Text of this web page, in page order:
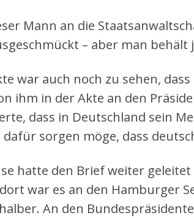
Mann an die
– aber man behält
war auch noch zu sehen,
ihm in der Akte an den
dass in Deutschland sein
dafür sorgen möge, dass
hatte den Brief weiter
war es an den Hamburger
An den